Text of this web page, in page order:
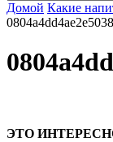
Домой Какие
ЭТО